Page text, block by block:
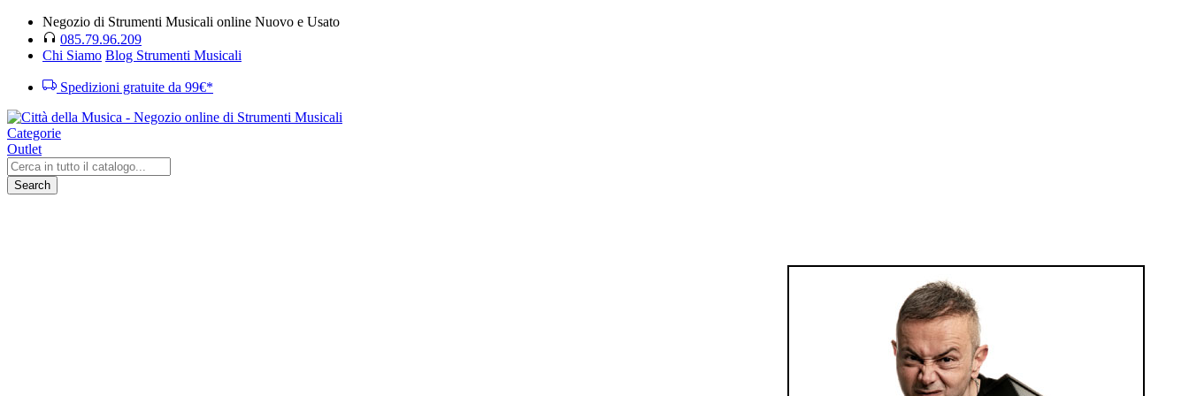
Negozio di Strumenti Musicali online Nuovo e Usato
085.79.96.209
Chi Siamo Blog Strumenti Musicali
Spedizioni gratuite da 99€*
Categorie
Outlet
Search